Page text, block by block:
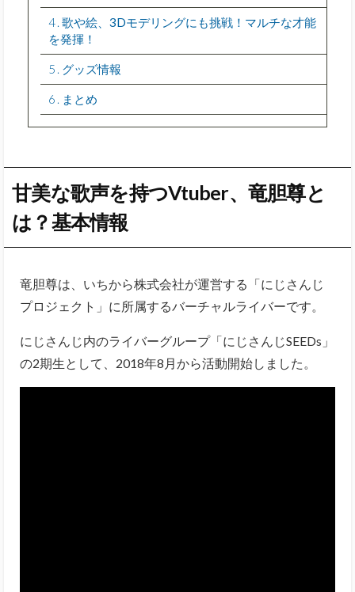
4 歌や絵、3Dモデリングにも挑戦！マルチな才能
を発揮！
5 グッズ情報
6 まとめ
甘美な歌声を持つVtuber、竜胆尊と
は？基本情報
竜胆尊は、いちから株式会社が運営する「にじさんじ
プロジェクト」に所属するバーチャルライバーです。
にじさんじ内のライバーグループ「にじさんじSEEDs」
の2期生として、2018年8月から活動開始しました。